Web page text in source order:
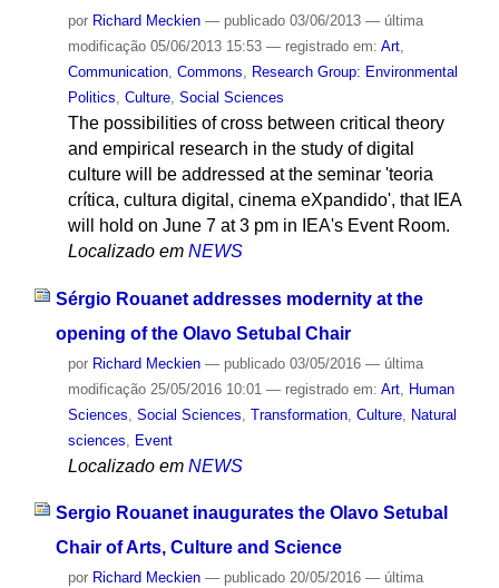
por Richard Meckien — publicado03/06/2013 — última
modificação05/06/2013 15:53 — registrado em: Art,
Communication, Commons, Research Group: Environmental
Politics, Culture, Social Sciences
The possibilities of cross between critical theory
and empirical research in the study of digital
culture will be addressed at the seminar 'teoria
crítica, cultura digital, cinema eXpandido', that IEA
will hold on June 7 at 3 pm in IEA's Event Room.
Localizado em NEWS
Sérgio Rouanet addresses modernity at the
opening of the Olavo Setubal Chair
por Richard Meckien — publicado03/05/2016 — última
modificação25/05/2016 10:01 — registrado em: Art, Human
Sciences Social Sciences Transformation, Culture, Natural
sciences
Event
Localizado em NEWS
Sergio Rouanet inaugurates the Olavo Setubal
Chair of Arts, Culture and Science
por Richard Meckien — publicado20/05/2016 — última